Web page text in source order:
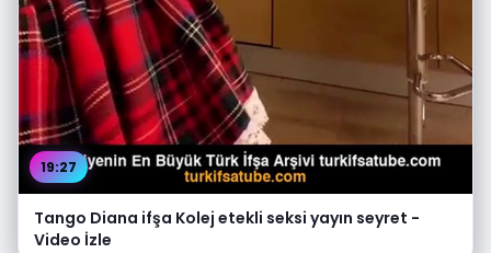
19:27
Tango Diana ifşa Kolej etekli seksi yayın seyret -
Video İzle